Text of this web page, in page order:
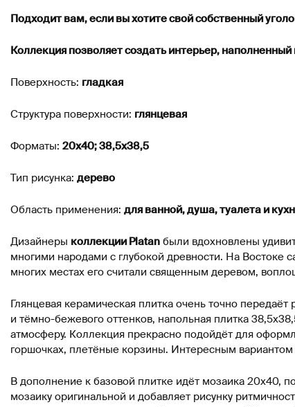
Подходит вам, если вы хотите свой собственный
Коллекция позволяет создать интерьер,
Поверхность: гладкая
Структура поверхности: глянцевая
Форматы: 20х40; 38,5х38,5
Тип рисунка: дерево
Область применения: для ванной, душа, туалета и
Дизайнеры коллекции Platan были вдохновлены
многими народами с глубокой древности. На
многих местах его считали священным деревом,
Глянцевая керамическая плитка очень точно
и тёмно-бежевого оттенков, напольная плитка
атмосферу. Коллекция прекрасно подойдёт для
горшочках, плетёные корзины. Интересным
В дополнение к базовой плитке идёт мозаика 20х40,
мозаику оригинальной и добавляет рисунку